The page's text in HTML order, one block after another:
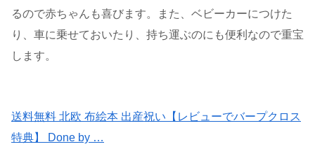
るので赤ちゃんも喜びます。また、ベビーカーにつけた
り、車に乗せておいたり、持ち運ぶのにも便利なので重宝
します。
送料無料 北欧 布絵本 出産祝い【レビューでバープクロス
特典】 Done by …